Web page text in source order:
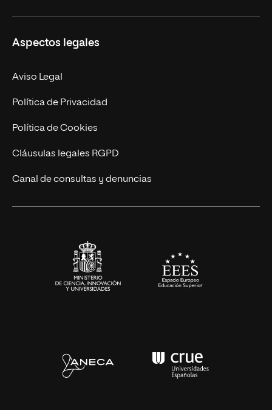
Empresa
MBA
Marketing y Comunicación
Ingeniería
Diseño
Ciencias de la Salud
Nuestro Equipo
Contacto
Aspectos legales
Aviso Legal
Política de Privacidad
Política de Cookies
Cláusulas legales RGPD
Canal de consultas y denuncias